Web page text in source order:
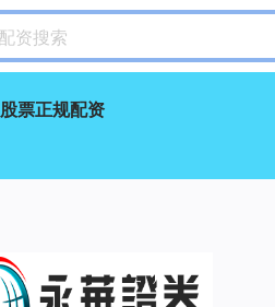
股票正规配资